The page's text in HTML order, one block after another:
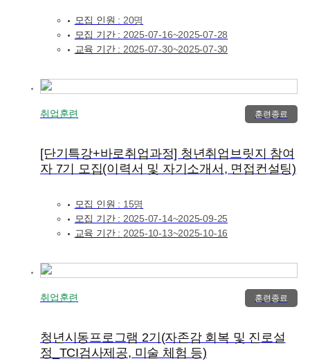
모집 인원 : 20명
모집 기간 : 2025-07-16~2025-07-28
교육 기간 : 2025-07-30~2025-07-30
취업훈련 훈련종료
[단기특강+바로취업과정] 청년취업브릿지 참여
자 7기 모집(이력서 및 자기소개서, 면접컨설팅)
모집 인원 : 15명
모집 기간 : 2025-07-14~2025-09-25
교육 기간 : 2025-10-13~2025-10-16
취업훈련 훈련종료
청년시동프로그램 2기(자존감 회복 및 진로설
정_TCI검사제공, 미술 체험 등)